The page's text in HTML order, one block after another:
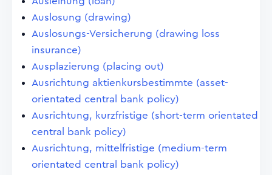
Auslosung (drawing)
Auslosungs-Versicherung (drawing loss
insurance)
Ausplazierung (placing out)
Ausrichtung aktienkursbestimmte (asset-
orientated central bank policy)
Ausrichtung, kurzfristige (short-term orientated
central bank policy)
Ausrichtung, mittelfristige (medium-term
orientated central bank policy)